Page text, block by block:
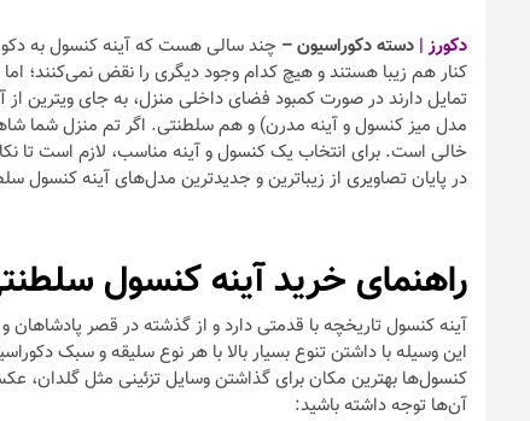
دکورز | دسته دکوراسیون – چند سالی هست که آینه کنسول به
کنار هم زیبا هستند و هیچ کدام وجود دیگری را نقض نمی‌کنند؛
تمایل دارند در صورت کمبود فضای داخلی منزل، به جای ویترین
مدل میز کنسول و آینه مدرن) و هم سلطنتی. اگر تم منزل شما
خالی است. برای انتخاب یک کنسول و آینه مناسب، لازم است تا
در پایان تصاویری از زیباترین و جدیدترین مدل‌های آینه کنسول
راهنمای خرید آینه کنسول
آینه کنسول تاریخچه با قدمتی دارد و از گذشته در قصر پادشاهان
این وسیله با داشتن تنوع بسیار بالا با هر نوع سلیقه و سبک
کنسول‌ها بهترین مکان برای گذاشتن وسایل تزئینی مثل گلدان،
آن‌ها توجه داشته باشید: